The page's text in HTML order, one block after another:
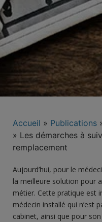
Accueil » Publications
» Les démarches à
remplacement
Aujourd’hui, pour le
la meilleure solution pour
métier. Cette pratique est
médecin installé qui n’est
cabinet, ainsi que pour